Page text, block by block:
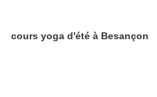
cours yoga d'été à Besançon